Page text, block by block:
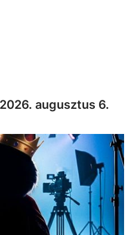
augusztus 6.